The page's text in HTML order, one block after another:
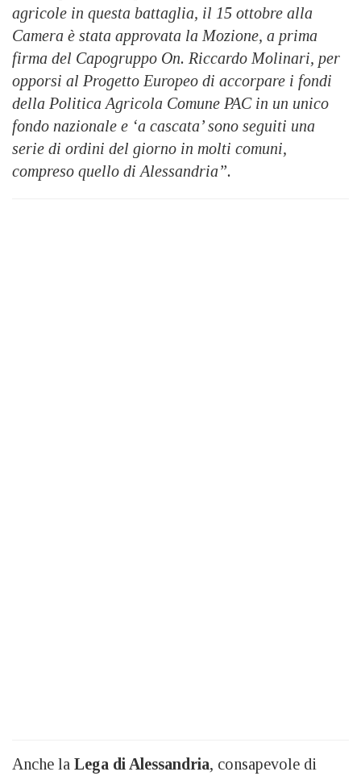
agricole in questa battaglia, il 15 ottobre alla
Camera è stata approvata la Mozione, a prima
firma del Capogruppo On. Riccardo Molinari, per
opporsi al Progetto Europeo di accorpare i fondi
della Politica Agricola Comune PAC in un unico
fondo nazionale e ‘a cascata’ sono seguiti una
serie di ordini del giorno in molti comuni,
compreso quello di Alessandria”.
Anche la Lega di Alessandria, consapevole di